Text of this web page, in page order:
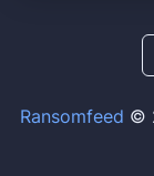
Ransomfeed ©